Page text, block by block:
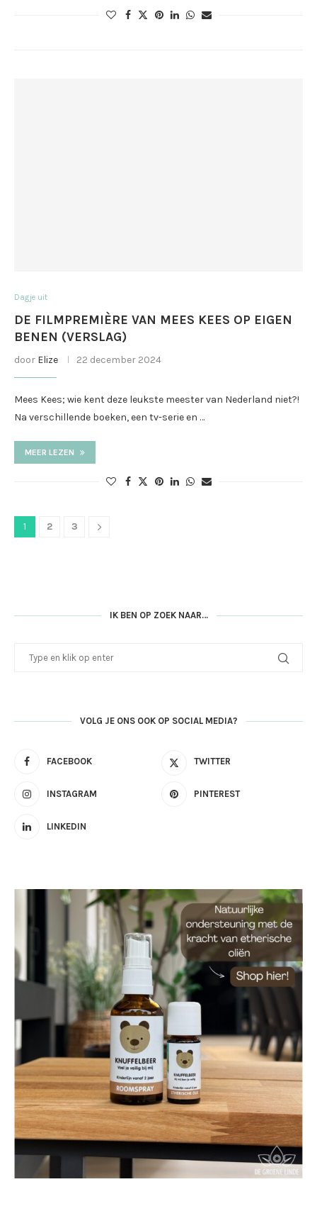
Dagje uit
DE FILMPREMIÈRE VAN MEES KEES OP EIGEN
BENEN (VERSLAG)
door Elize 22 december 2024
Mees Kees; wie kent deze leukste meester van Nederland niet?!
Na verschillende boeken, een tv-serie en …
MEER LEZEN
1 2 3
IK BEN OP ZOEK NAAR…
VOLG JE ONS OOK OP SOCIAL MEDIA?
FACEBOOK TWITTER
INSTAGRAM PINTEREST
LINKEDIN